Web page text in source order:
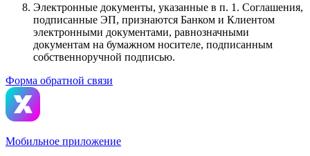
Электронные документы, указанные в п. 1. Соглашения,
подписанные ЭП, признаются Банком и Клиентом
электронными документами, равнозначными
документам на бумажном носителе, подписанным
собственноручной подписью.
Форма обратной связи
Мобильное приложение